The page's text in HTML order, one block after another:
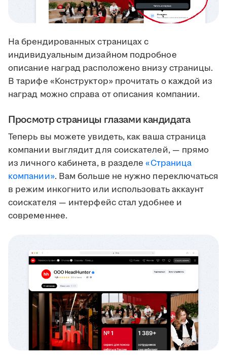
На брендированных страницах с
индивидуальным дизайном подробное
описание наград расположено внизу страницы.
В тарифе «Конструктор» прочитать о каждой из
наград можно справа от описания компании.
Просмотр страницы глазами кандидата
Теперь вы можете увидеть, как ваша страница
компании выглядит для соискателей, — прямо
из личного кабинета, в разделе «Страница
компании». Вам больше не нужно переключаться
в режим инкогнито или использовать аккаунт
соискателя — интерфейс стал удобнее и
современнее.